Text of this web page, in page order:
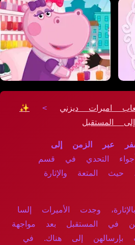
اميرات ديزني >
✨
المستقبل
عبر الزمن إلى
التحدي في قسم
حيث المتعة والإثارة
وجدت الأميرات إلسا
في المستقبل بعد مواجهة
بإرسالهن إلى هناك. في